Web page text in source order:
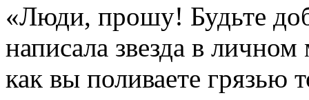
«Люди, прошу! Будьте
написала звезда в
как вы поливаете грязью